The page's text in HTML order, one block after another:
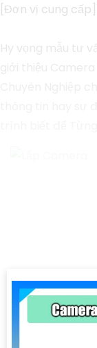
[Đơn vị cung cấp]
Hy vọng mẫu tư